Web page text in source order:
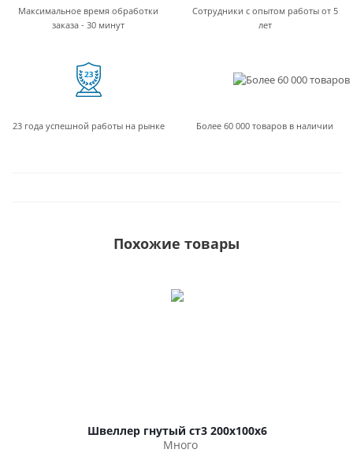
Максимальное время обработки
заказа - 30 минут
Сотрудники с опытом работы от 5
лет
23 года успешной работы на рынке Более 60 000 товаров в наличии
Похожие товары
Швеллер гнутый ст3 200х100х6
Много